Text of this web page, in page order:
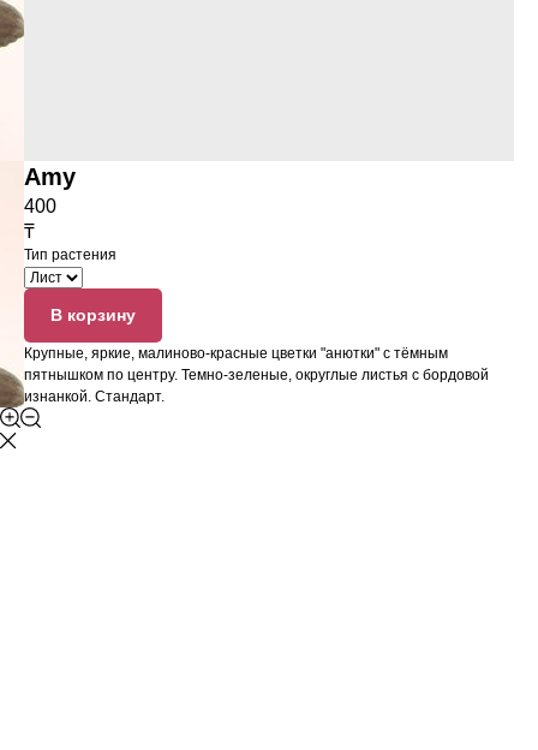
Amy
400
₸
Тип растения
В корзину
Крупные, яркие, малиново-красные цветки "анютки" с тёмным
пятнышком по центру. Темно-зеленые, округлые листья с бордовой
изнанкой. Стандарт.